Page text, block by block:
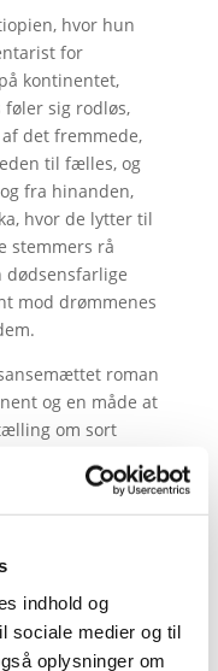
indhold og
sociale medier og til
oplysninger om
hvor hun
for
kontinentet,
føler sig rodløs,
det fremmede,
til fælles, og
fra hinanden,
hvor de lytter til
stemmers rå
mod drømmenes
roman
og en måde at
om sort
rejsende,
i Guds tjeneste,
Thomas
som forfatter,